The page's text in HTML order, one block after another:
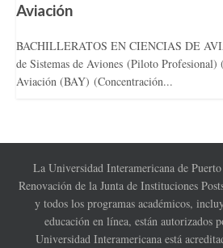
Aviación
BACHILLERATOS EN CIENCIAS DE
de Sistemas de Aviones (Piloto
Aviación (BAY) (Concentración...
La Universidad Interamericana de
Renovación de la Junta de Instituciones
y todos los programas académicos,
educación en línea, están autorizados
Universidad Interamericana está